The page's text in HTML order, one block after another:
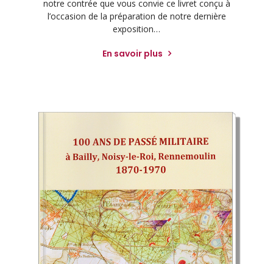
notre contrée que vous convie ce livret conçu à
l’occasion de la préparation de notre dernière
exposition…
En savoir plus